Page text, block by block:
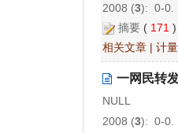
2008 (3): 0-0.
摘要 ( 171
相关文章 | 计
一网民转
NULL
2008 (3): 0-0.